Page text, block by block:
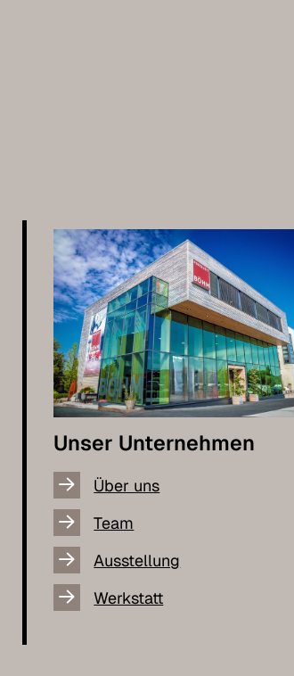
Unser Unternehmen
Über uns
Team
Ausstellung
Werkstatt